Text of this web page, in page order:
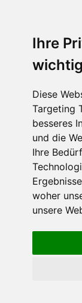
Ihre
wichtig
Diese
Targeting
besseres
und die
Ihre
woher
unsere